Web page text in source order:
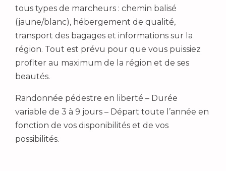
tous types de marcheurs : chemin balisé
(jaune/blanc), hébergement de qualité,
transport des bagages et informations sur la
région. Tout est prévu pour que vous puissiez
profiter au maximum de la région et de ses
beautés.
Randonnée pédestre en liberté – Durée
variable de 3 à 9 jours – Départ toute l’année en
fonction de vos disponibilités et de vos
possibilités.